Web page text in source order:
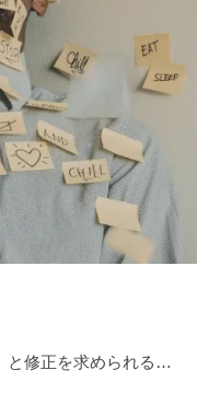
と修正を求められる…